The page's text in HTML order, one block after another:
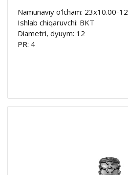
Namunaviy o'lcham: 23x10.00-12
Ishlab chiqaruvchi: BKT
Diametri, dyuym: 12
PR: 4